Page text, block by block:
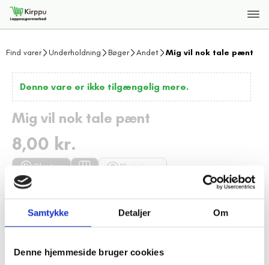
Samtykke Detaljer Om
Denne hjemmeside bruger cookies
Find varer Underholdning Bøger Andet Mig vil nok tale pænt
Denne vare er ikke tilgængelig mere.
Mig vil nok tale pænt
8,00 kr.
Glostrup 12 visninger
Beskrivelse
Mig vil nok tale pænt